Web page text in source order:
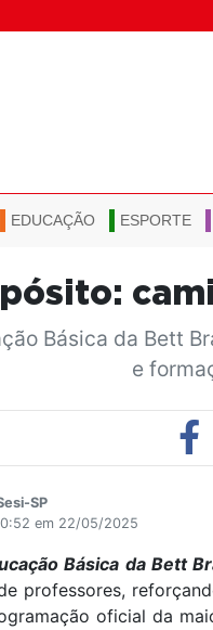
EDUCAÇÃO ESPORTE
Básica da Bett
e
SP
em 22/05/2025
Básica da Bett
professores,
oficial da